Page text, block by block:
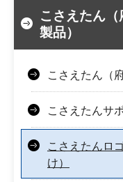
こさえたん
製品）
こさえたん（
こさえたんサ
こさえたんロ
け）